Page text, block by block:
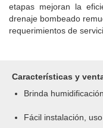
etapas mejoran la
drenaje bombeado
requerimientos de
Características y
Brinda
Fácil instalación,